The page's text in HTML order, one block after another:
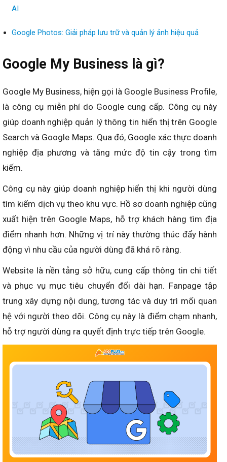
AI
Google Photos: Giải pháp lưu trữ và quản lý ảnh hiệu quả
Google My Business là gì?
Google My Business, hiện gọi là Google Business Profile,
là công cụ miễn phí do Google cung cấp. Công cụ này
giúp doanh nghiệp quản lý thông tin hiển thị trên Google
Search và Google Maps. Qua đó, Google xác thực doanh
nghiệp địa phương và tăng mức độ tin cậy trong tìm
kiếm.
Công cụ này giúp doanh nghiệp hiển thị khi người dùng
tìm kiếm dịch vụ theo khu vực. Hồ sơ doanh nghiệp cũng
xuất hiện trên Google Maps, hỗ trợ khách hàng tìm địa
điểm nhanh hơn. Những vị trí này thường thúc đẩy hành
động vì nhu cầu của người dùng đã khá rõ ràng.
Website là nền tảng sở hữu, cung cấp thông tin chi tiết
và phục vụ mục tiêu chuyển đổi dài hạn. Fanpage tập
trung xây dựng nội dung, tương tác và duy trì mối quan
hệ với người theo dõi. Công cụ này là điểm chạm nhanh,
hỗ trợ người dùng ra quyết định trực tiếp trên Google.